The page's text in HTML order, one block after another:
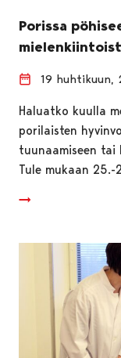
Porissa
19 huhtikuun,
Haluatko kuulla
porilaisten
tuunaamiseen tai
Tule mukaan